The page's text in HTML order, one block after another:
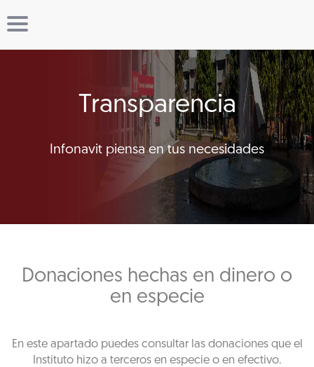
Transparencia
Infonavit piensa en tus necesidades
Donaciones hechas en dinero o
en especie
En este apartado puedes consultar las donaciones que el
Instituto hizo a terceros en especie o en efectivo.